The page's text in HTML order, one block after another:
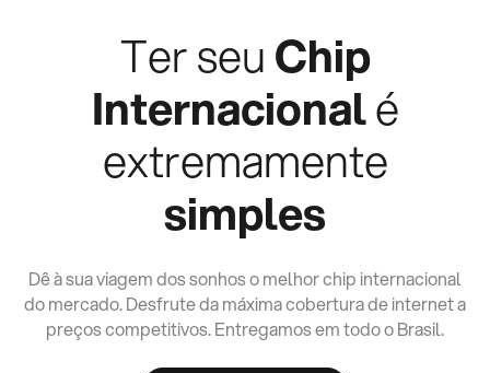
Ter seuChip
Internacionalé
extremamente
simples
Dê à sua viagem dos sonhos o melhor chip internacional
do mercado. Desfrute da máxima cobertura de internet a
preços competitivos. Entregamos em todo o Brasil.